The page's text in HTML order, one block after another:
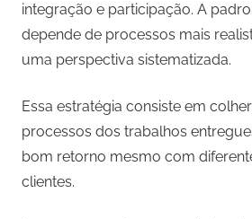
integração e participação. A
depende de processos mais
uma perspectiva sistematizada.
Essa estratégia consiste em
processos dos trabalhos
bom retorno mesmo com
clientes.